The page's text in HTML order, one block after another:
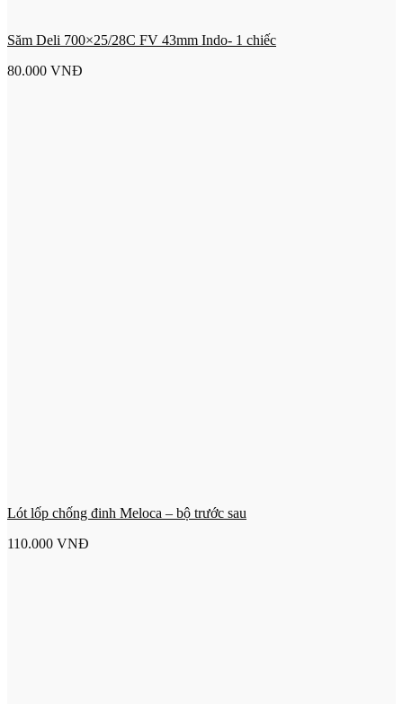
Săm Deli 700×25/28C FV 43mm Indo- 1 chiếc
80.000 VNĐ
Lót lốp chống đinh Meloca – bộ trước sau
110.000 VNĐ